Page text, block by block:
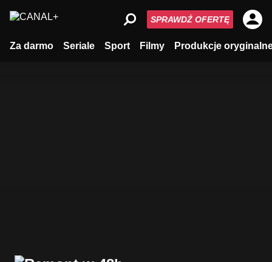
Za darmo Seriale Sport Filmy Produkcje
SPRAWDŹ OFERTĘ